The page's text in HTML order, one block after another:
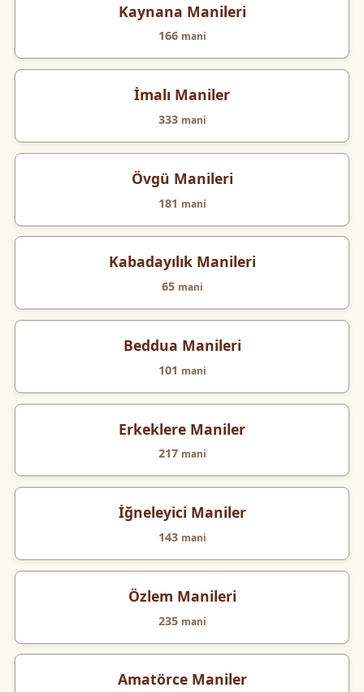
Kaynana Manileri
166 mani
İmalı Maniler
333 mani
Övgü Manileri
181 mani
Kabadayılık Manileri
65 mani
Beddua Manileri
101 mani
Erkeklere Maniler
217 mani
İğneleyici Maniler
143 mani
Özlem Manileri
235 mani
Amatörce Maniler